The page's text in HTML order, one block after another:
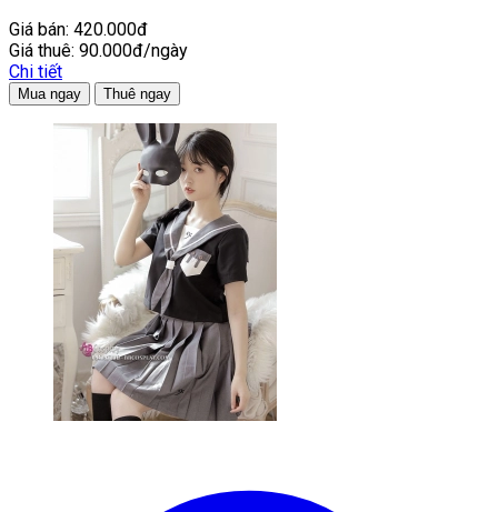
Giá bán: 420.000đ
Giá thuê: 90.000đ/ngày
Chi tiết
Mua ngay Thuê ngay